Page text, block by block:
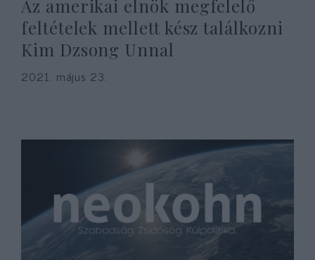
Az amerikai elnök megfelelő
feltételek mellett kész találkozni
Kim Dzsong Unnal
2021. május 23.